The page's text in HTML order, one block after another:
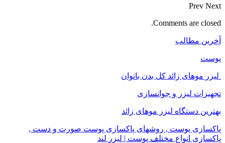
Prev Next
Comments are closed.
آخرین مطالب
پوست
لیزر موهای زائد کل بدن بانوان
تجهیزات لیزر و جوانسازی
بهترین دستگاه لیزر موهای زائد
پاکسازی پوست , روشهای پاکسازی پوست صورت و دست ,
پاکسازی انواع مختلف پوست | لیزر لند